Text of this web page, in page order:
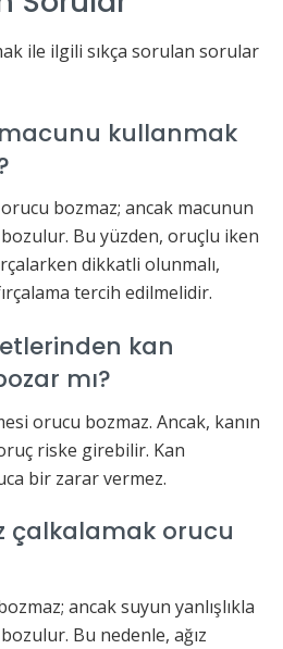
ile ilgili sıkça sorulan sorular
kullanmak
bozmaz; ancak macunun
Bu yüzden, oruçlu iken
dikkatli olunmalı,
tercih edilmelidir.
kan
mı?
orucu bozmaz. Ancak, kanın
riske girebilir. Kan
bir zarar vermez.
çalkalamak orucu
ancak suyun yanlışlıkla
Bu nedenle, ağız